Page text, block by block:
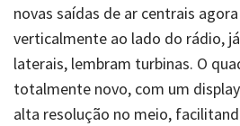
novas saídas de ar centrais
verticalmente ao lado do rádio,
laterais, lembram turbinas. O
totalmente novo, com um display
alta resolução no meio,